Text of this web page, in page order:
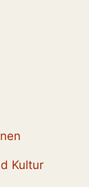
Kultur